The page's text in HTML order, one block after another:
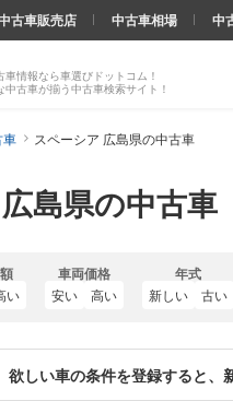
島県の中古車
車情報なら車選びドットコム！
中古車が揃う中古車検索サイト！
古車販売店 中古車相場 中
車 スペーシア 広島県の中古車
い
車両価格
安い 高い
年式
新しい 古い
欲しい車の条件を登録すると、